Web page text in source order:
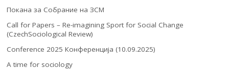
Покана за Собрание на ЗСМ
Call for Papers – Re-imagining Sport for Social Change
(CzechSociological Review)
Conference 2025 Конференција (10.09.2025)
A time for sociology